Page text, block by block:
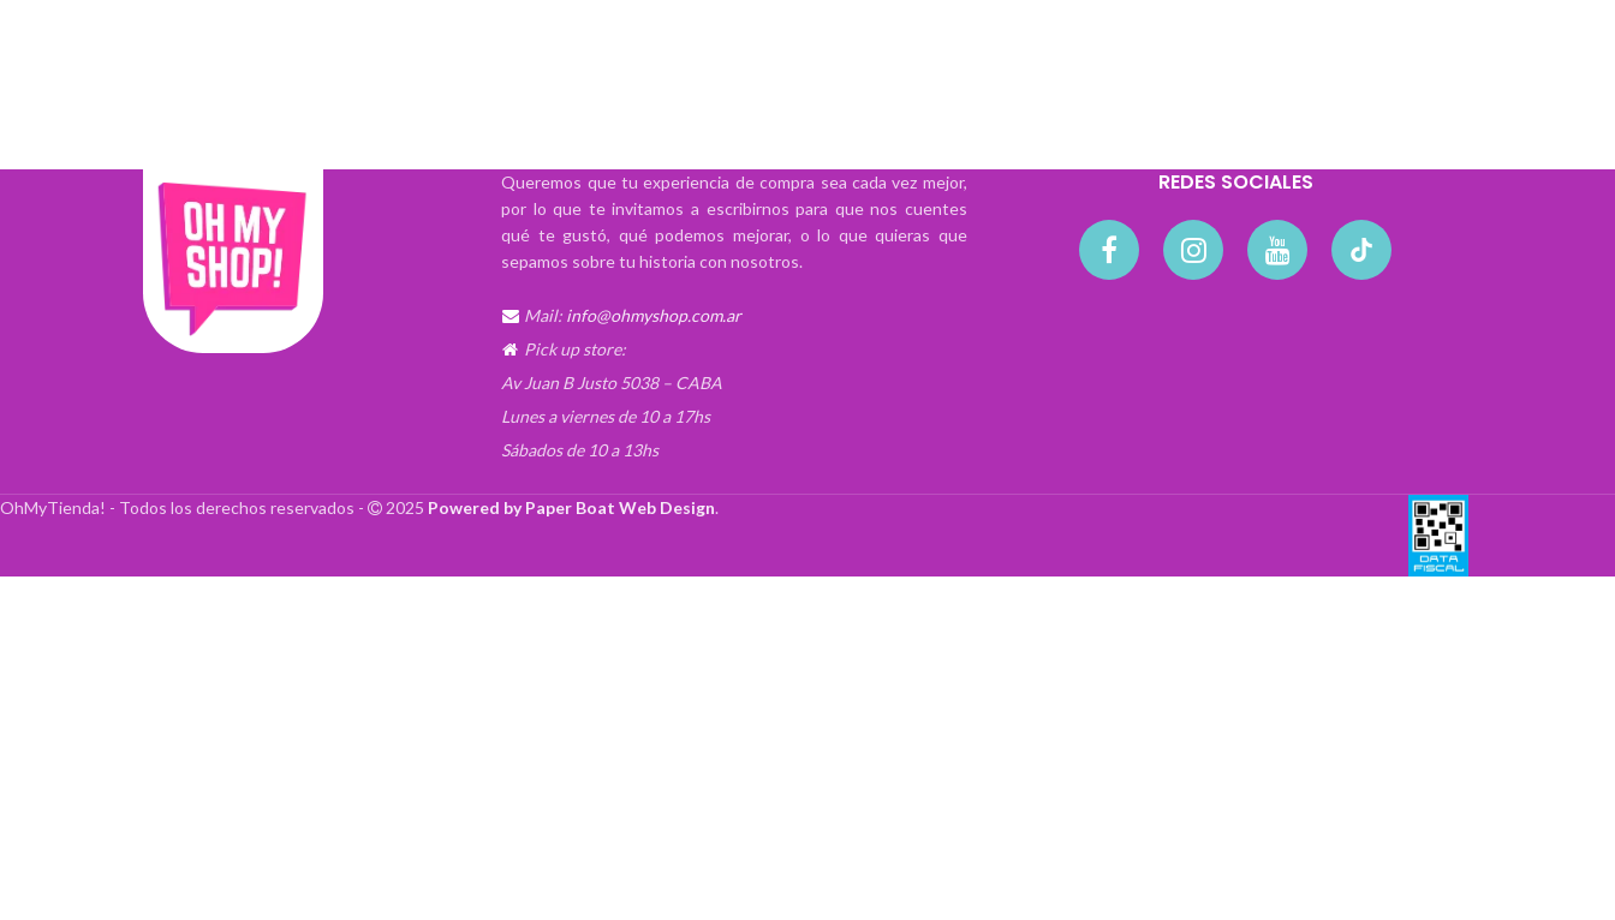
Queremos que tu experiencia de compra sea cada vez mejor,
por lo que te invitamos a escribirnos para que nos cuentes
qué te gustó, qué podemos mejorar, o lo que quieras que
sepamos sobre tu historia con nosotros.
Mail: info@ohmyshop.com.ar
Pick up store:
Av Juan B Justo 5038 – CABA
Lunes a viernes de 10 a 17hs
Sábados de 10 a 13hs
REDES SOCIALES
OhMyTienda! - Todos los derechos reservados - 2025 Powered by Paper Boat Web Design.